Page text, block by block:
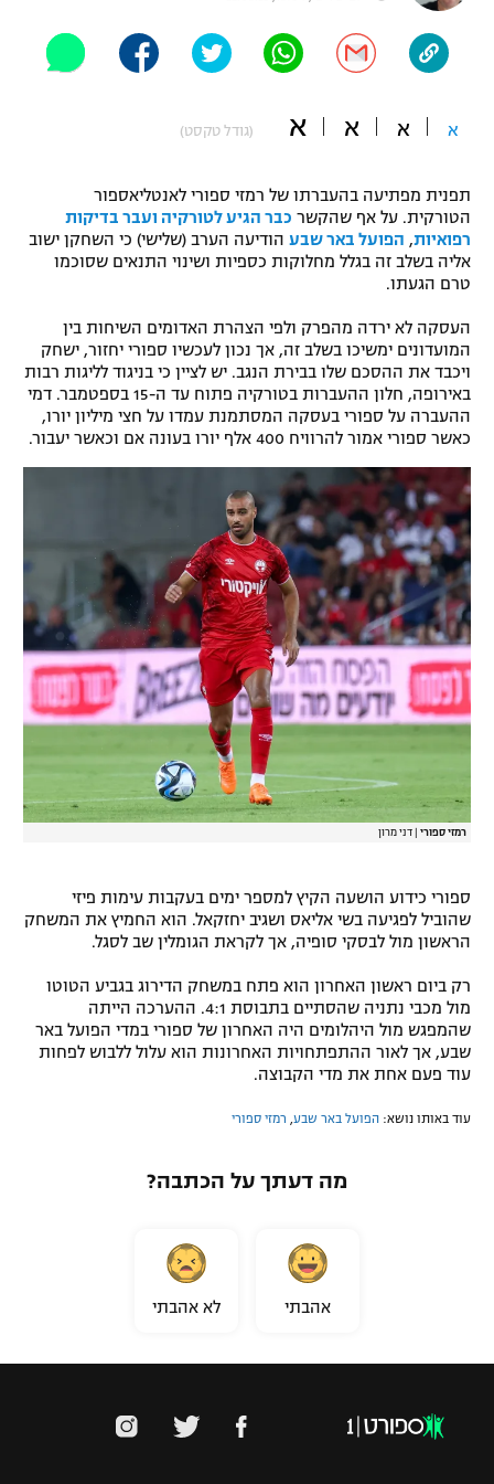
"מחצית בשכונה" – פודקאסט
תקנון עבור פעילות אלקטרה
תקנון עבור פעילות ספורט 1 – "מרלן"
גיימינג E-Sports
תנאי שימוש
מדיניות פרטיות
תקנון פעילות ספורט 1
רשיון להקרנה פומבית לבית עסק
הצטרפות לחבילת הערוצים
לוח דרושים – ג'ובנט
תגיות
המגזין
אופניים
פוטבול אמריקאי NFL
בייסבול MLB
אומנויות לחימה
גיימינג E-Sports
א א א א (גודל טקסט)
תפנית מפתיעה בהעברתו של רמזי ספורי לאנטליאספור
הטורקית. על אף שהקשר כבר הגיע לטורקיה ועבר בדיקות
רפואיות, הפועל באר שבע הודיעה הערב (שלישי) כי השחקן ישוב
אליה בשלב זה בגלל מחלוקות כספיות ושינוי התנאים שסוכמו
טרם הגעתו.
העסקה לא ירדה מהפרק ולפי הצהרת האדומים השיחות בין
המועדונים ימשיכו בשלב זה, אך נכון לעכשיו ספורי יחזור, ישחק
ויכבד את ההסכם שלו בבירת הנגב. יש לציין כי בניגוד לליגות רבות
באירופה, חלון ההעברות בטורקיה פתוח עד ה-15 בספטמבר. דמי
ההעברה על ספורי בעסקה המסתמנת עמדו על חצי מיליון יורו,
כאשר ספורי אמור להרוויח 400 אלף יורו בעונה אם וכאשר יעבור.
רמזי ספורי דני מרון
ספורי כידוע הושעה הקיץ למספר ימים בעקבות עימות פיזי
שהוביל לפגיעה בשי אליאס ושגיב יחזקאל. הוא החמיץ את המשחק
הראשון מול לבסקי סופיה, אך לקראת הגומלין שב לסגל.
רק ביום ראשון האחרון הוא פתח במשחק הדירוג בגביע הטוטו
מול מכבי נתניה שהסתיים בתבוסת 4:1. ההערכה הייתה
שהמפגש מול היהלומים היה האחרון של ספורי במדי הפועל באר
שבע, אך לאור ההתפתחויות האחרונות הוא עלול ללבוש לפחות
עוד פעם אחת את מדי הקבוצה.
עוד באותו נושא: הפועל באר שבע רמזי ספורי
מה דעתך על הכתבה?
אהבתי לא אהבתי